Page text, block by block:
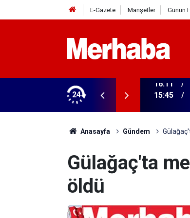
E-Gazete Manşetler Günün
24
Kampüsü'ne ziyaret 15:45
Anasayfa Gündem
Gülağaç'ta
öldü